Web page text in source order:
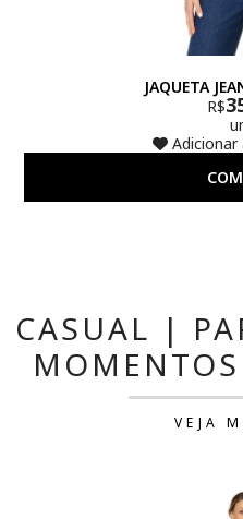
JAQUETA
R$
Adicionar
CASUAL |
VEJA